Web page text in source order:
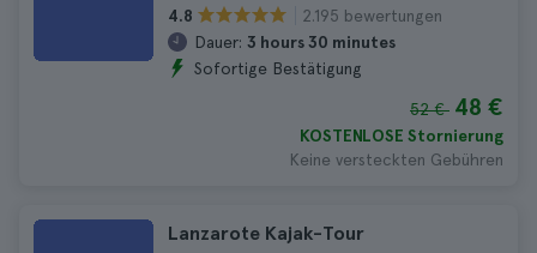
4.8
2.195 bewertungen
Dauer: 3 hours 30 minutes
Sofortige Bestätigung
52 € 48 €
KOSTENLOSE Stornierung
Keine versteckten Gebühren
Lanzarote Kajak-Tour